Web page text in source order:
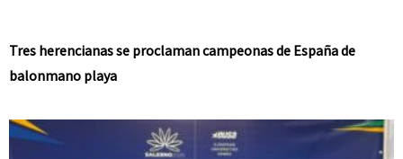
Tres herencianas se proclaman campeonas de España de
balonmano playa